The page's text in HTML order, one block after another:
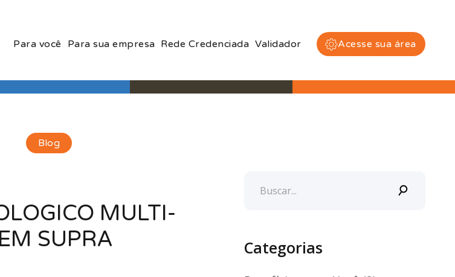
Para você Para sua empresa Rede Credenciada Validador Acesse sua área
Blog
MULTI-
SUPRA
Categorias